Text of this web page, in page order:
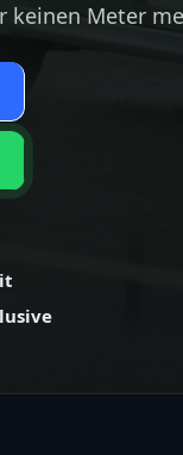
keinen Meter